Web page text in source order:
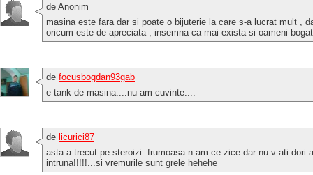
de Anonim
masina este fara dar si poate o bijuterie la care s-a lucrat mult ,
oricum este de apreciata , insemna ca mai exista si oameni
de focusbogdan93gab
e tank de masina....nu am cuvinte....
de licurici87
asta a trecut pe steroizi. frumoasa n-am ce zice dar nu v-ati dori
intruna!!!!!...si vremurile sunt grele hehehe